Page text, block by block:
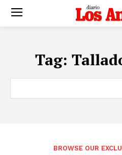
Tag:
BROWSE OUR